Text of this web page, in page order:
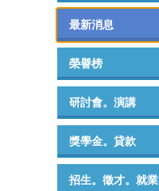
最新消息
榮譽榜
研討會。演講
獎學金。貸款
招生。徵才。就業